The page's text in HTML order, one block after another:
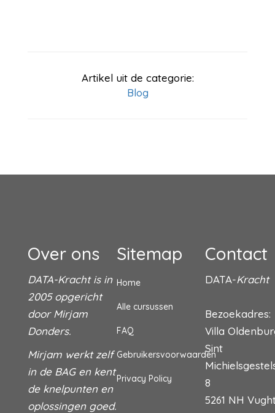
Artikel uit de categorie:
Blog
Over ons
DATA-Kracht is in
2005 opgericht
door Mirjam
Donders.
Mirjam werkt zelf
in de BAG en kent
de knelpunten en
oplossingen goed.
Sitemap
Home
Alle cursussen
FAQ
Gebruikersvoorwaarden
Privacy Policy
Contact
DATA-Kracht
Bezoekadres:
Villa
Sint
8
5261 NH